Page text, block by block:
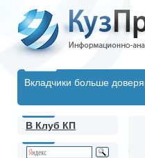
Вкладчики больше
В Клуб КП